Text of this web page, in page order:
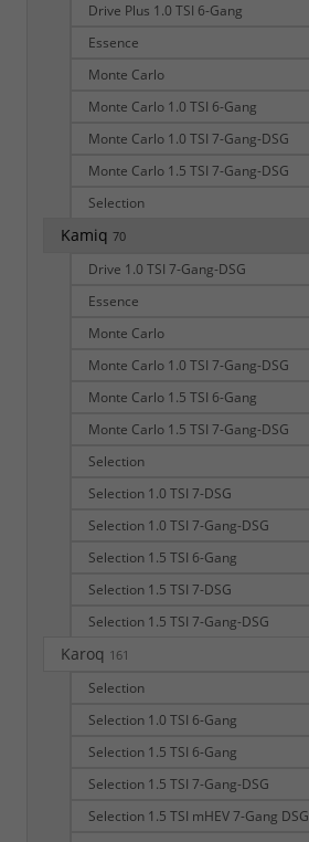
Drive Plus 1.0 TSI 6-Gang
Essence
Monte Carlo
Monte Carlo 1.0 TSI 6-Gang
Monte Carlo 1.0 TSI 7-Gang-DSG
Monte Carlo 1.5 TSI 7-Gang-DSG
Selection
Kamiq 70
Drive 1.0 TSI 7-Gang-DSG
Essence
Monte Carlo
Monte Carlo 1.0 TSI 7-Gang-DSG
Monte Carlo 1.5 TSI 6-Gang
Monte Carlo 1.5 TSI 7-Gang-DSG
Selection
Selection 1.0 TSI 7-DSG
Selection 1.0 TSI 7-Gang-DSG
Selection 1.5 TSI 6-Gang
Selection 1.5 TSI 7-DSG
Selection 1.5 TSI 7-Gang-DSG
Karoq 161
Selection
Selection 1.0 TSI 6-Gang
Selection 1.5 TSI 6-Gang
Selection 1.5 TSI 7-Gang-DSG
Selection 1.5 TSI mHEV 7-Gang DSG